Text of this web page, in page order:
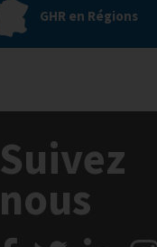
GHR en Régions
Suivez
nous